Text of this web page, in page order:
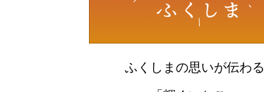
ふくしまの思いが伝わる